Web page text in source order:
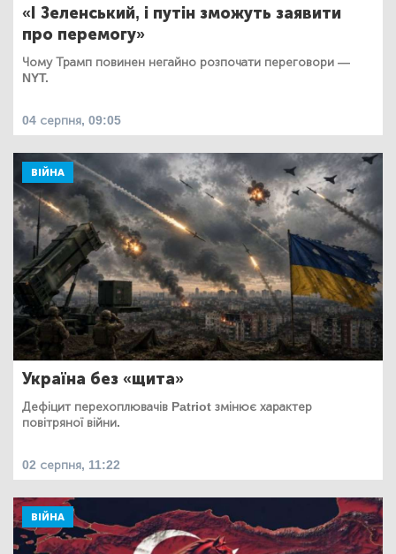
«І Зеленський, і путін зможуть заявити
про перемогу»
Чому Трамп повинен негайно розпочати переговори —
NYT.
04 серпня, 09:05
ВІЙНА
Україна без «щита»
Дефіцит перехоплювачів Patriot змінює характер
повітряної війни.
02 серпня, 11:22
ВІЙНА